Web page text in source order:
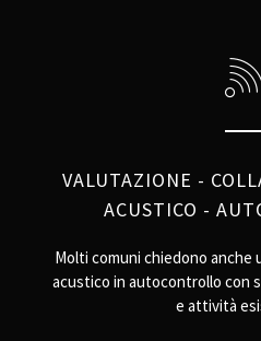
VALUTAZIONE -
ACUSTICO -
Molti comuni chiedono anche
acustico in autocontrollo con
e attività